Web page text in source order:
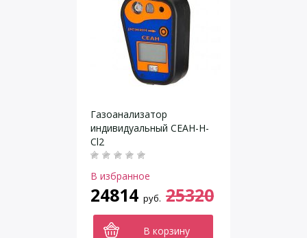
Газоанализатор
индивидуальный СЕАН-Н-
Cl2
В избранное
24814 руб. 25320
В корзину